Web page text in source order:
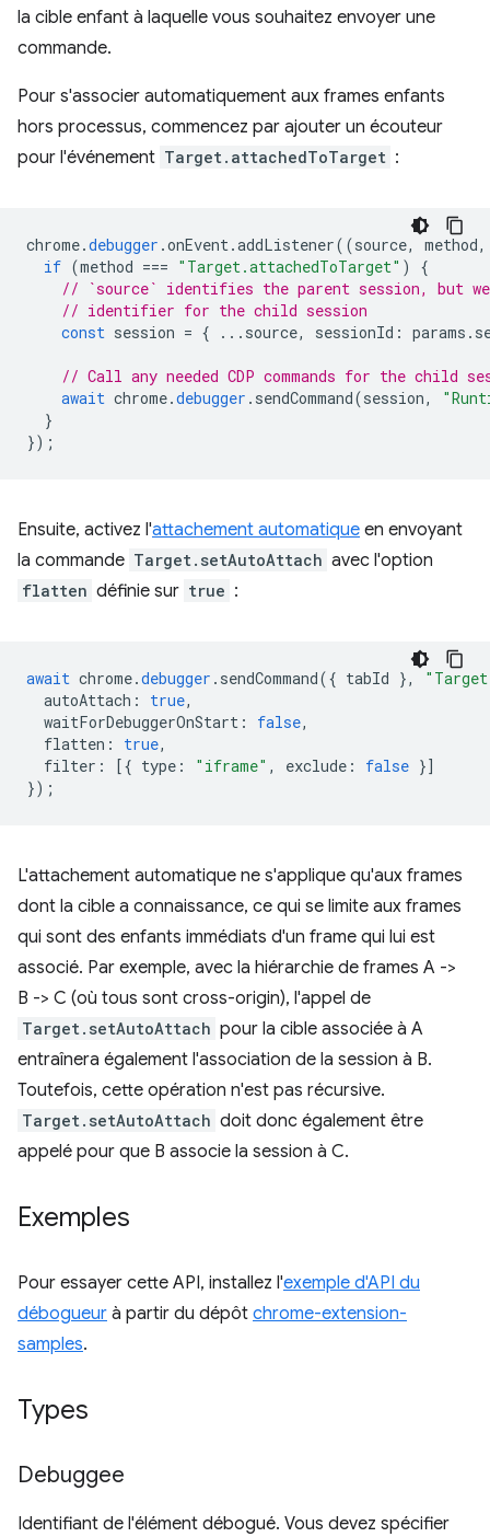
la cible enfant à laquelle vous souhaitez envoyer une
commande.
Pour s'associer automatiquement aux frames enfants
hors processus, commencez par ajouter un écouteur
pour l'événement Target.attachedToTarget :
chrome.debugger .onEvent.addListener((source, method,
if (method === "Target.attachedToTarget" )
{
// `source` identifies the parent session, but we
// identifier for the child session
const session = { ... source, sessionId : params .
// Call any needed CDP commands for the child
await chrome.debugger . sendCommand(session,
}
});
Ensuite, activez l'attachement automatique en envoyant
la commande Target.setAutoAttach avec l'option
flatten définie sur true :
await chrome.debugger . sendCommand({ tabId },
autoAttach : true,
waitForDebuggerOnStart : false,
flatten : true,
filter : [{ type : "iframe" , exclude : false }]
});
L'attachement automatique ne s'applique qu'aux frames
dont la cible a connaissance, ce qui se limite aux frames
qui sont des enfants immédiats d'un frame qui lui est
associé. Par exemple, avec la hiérarchie de frames A ->
B -> C (où tous sont cross-origin), l'appel de
Target.setAutoAttach pour la cible associée à A
entraînera également l'association de la session à B.
Toutefois, cette opération n'est pas récursive.
Target.setAutoAttach doit donc également être
appelé pour que B associe la session à C.
Exemples
Pour essayer cette API, installez l'exemple d'API du
débogueur à partir du dépôt chrome-extension-
samples.
Types
Debuggee
Identifiant de l'élément débogué. Vous devez spécifier